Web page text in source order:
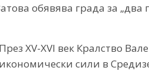
обявява града за „два
През XV-XVI век Кралство
икономически сили в